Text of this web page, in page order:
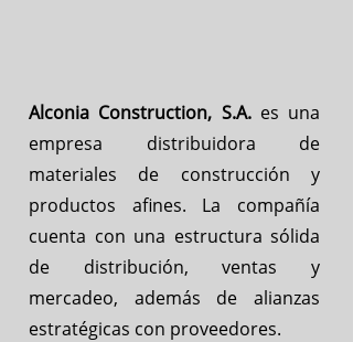
Alconia Construction, S.A.es una
empresa distribuidora de
materiales de construcción y
productos afines. La compañía
cuenta con una estructura sólida
de distribución, ventas y
mercadeo, además de alianzas
estratégicas con proveedores.